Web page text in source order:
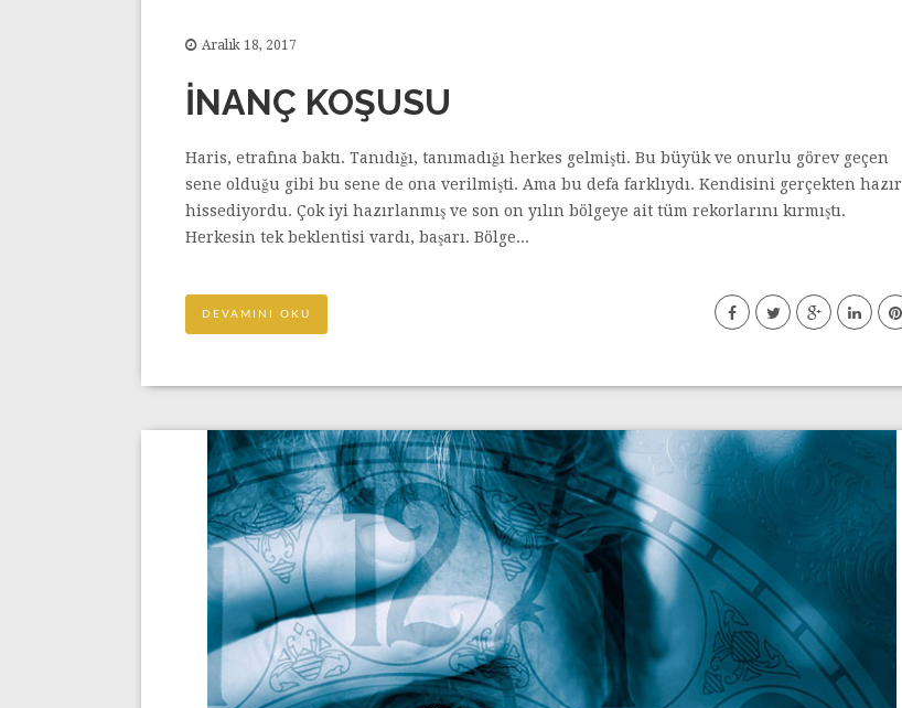
Aralık 18, 2017
İNANÇ KOŞUSU
Haris, etrafına baktı. Tanıdığı, tanımadığı herkes gelmişti. Bu büyük ve onurlu görev geçen
sene olduğu gibi bu sene de ona verilmişti. Ama bu defa farklıydı. Kendisini gerçekten hazır
hissediyordu. Çok iyi hazırlanmış ve son on yılın bölgeye ait tüm rekorlarını kırmıştı.
Herkesin tek beklentisi vardı, başarı. Bölge...
DEVAMINI OKU